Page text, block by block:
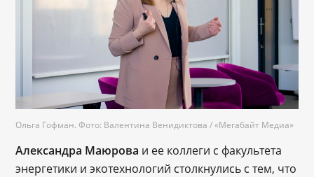
Ольга Гофман. Фото: Валентина Венидиктова / «Мегабайт Медиа»
Александра Маюрова и ее коллеги с факультета
энергетики и экотехнологий столкнулись с тем, что